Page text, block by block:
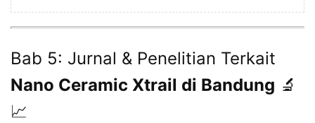
Bab 5: Jurnal & Penelitian Terkait
Nano Ceramic Xtrail di Bandung 🔬
📈